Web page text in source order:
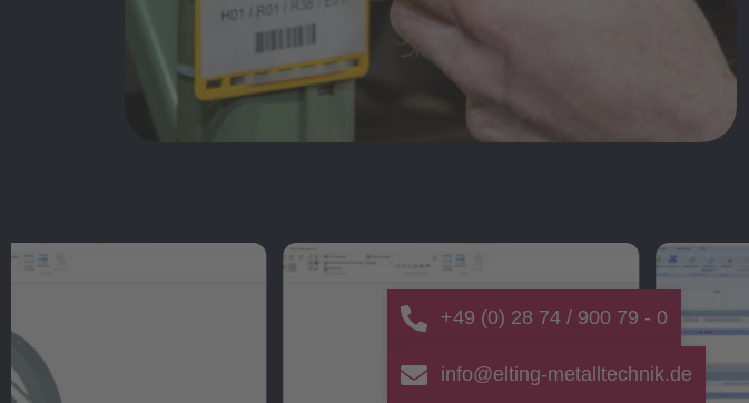
+49 (0) 28 74 / 900 79 - 0
info@elting-metalltechnik.de